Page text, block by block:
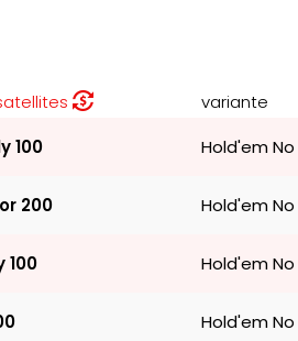
variante
100 Hold'em No
200 Hold'em No
100 Hold'em No
Hold'em No